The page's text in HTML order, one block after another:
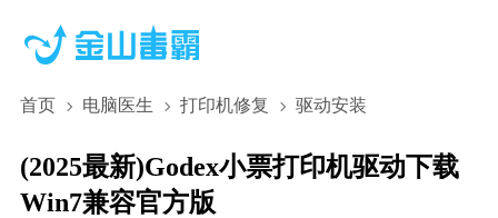
首页 电脑医生 打印机修复 驱动安装
(2025最新)Godex小票打印机驱动下载
Win7兼容官方版